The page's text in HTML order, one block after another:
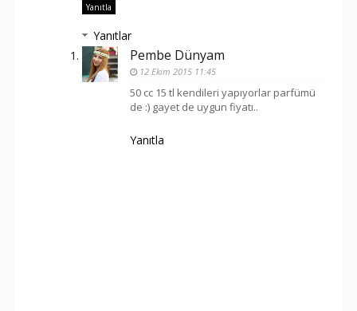
Yanıtla
Yanıtlar
Pembe Dünyam
12 Ekim 2015 11:45
50 cc 15 tl kendileri yapıyorlar parfümü
de :) gayet de uygun fiyatı..
Yanıtla